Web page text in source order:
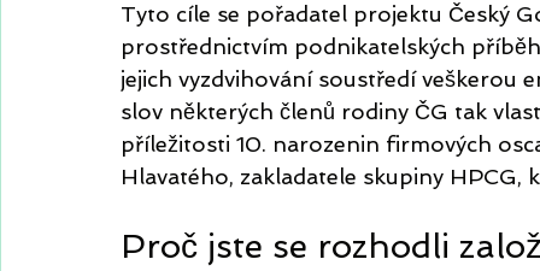
Tyto cíle se pořadatel projektu Český
prostřednictvím podnikatelských
jejich vyzdvihování soustředí veškerou
slov některých členů rodiny ČG tak
příležitosti 10. narozenin firmových
Hlavatého, zakladatele skupiny HPCG,
Proč jste se rozhodli